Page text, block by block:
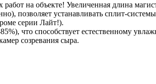
на объекте! Увеличенная длина
позволяет устанавливать сплит-
серии Лайт!).
что способствует естественному
созревания сыра.